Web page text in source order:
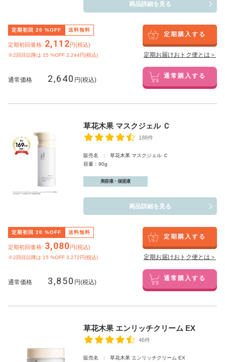
商品詳細を見る
定期初回 20 %OFF 送料無料
定期初回価格: 2,112円(税込)
※2回目以降は 15 %OFF 2,244円(税込)
定期購入する
定期お届けおトク便とは＞
通常価格 2,640 円(税込) 通常購入する
草花木果 マスクジェル Ｃ
188件
販売名 : 草花木果 マスクジェル Ｃ
容量：90g
美容液・保湿液
商品詳細を見る
定期初回 20 %OFF 送料無料
定期初回価格: 3,080円(税込)
※2回目以降は 15 %OFF 3,272円(税込)
定期購入する
定期お届けおトク便とは＞
通常価格 3,850 円(税込) 通常購入する
草花木果 エンリッチクリーム EX
46件
販売名 : 草花木果 エンリッチクリーム EX